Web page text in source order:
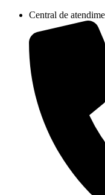
conteúdo
Central de